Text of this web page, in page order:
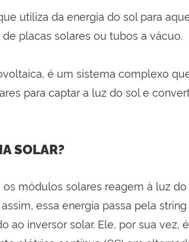
utiliza da energia do sol para
placas solares ou tubos a vácuo.
é um sistema complexo
para captar a luz do sol e
SOLAR?
módulos solares reagem à luz do
essa energia passa pela
ao inversor solar. Ele, por sua vez, é